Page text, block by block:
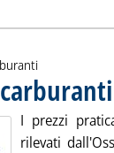
I prezzi
rilevati